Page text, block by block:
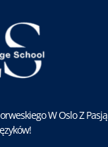
W Oslo Z Pasją